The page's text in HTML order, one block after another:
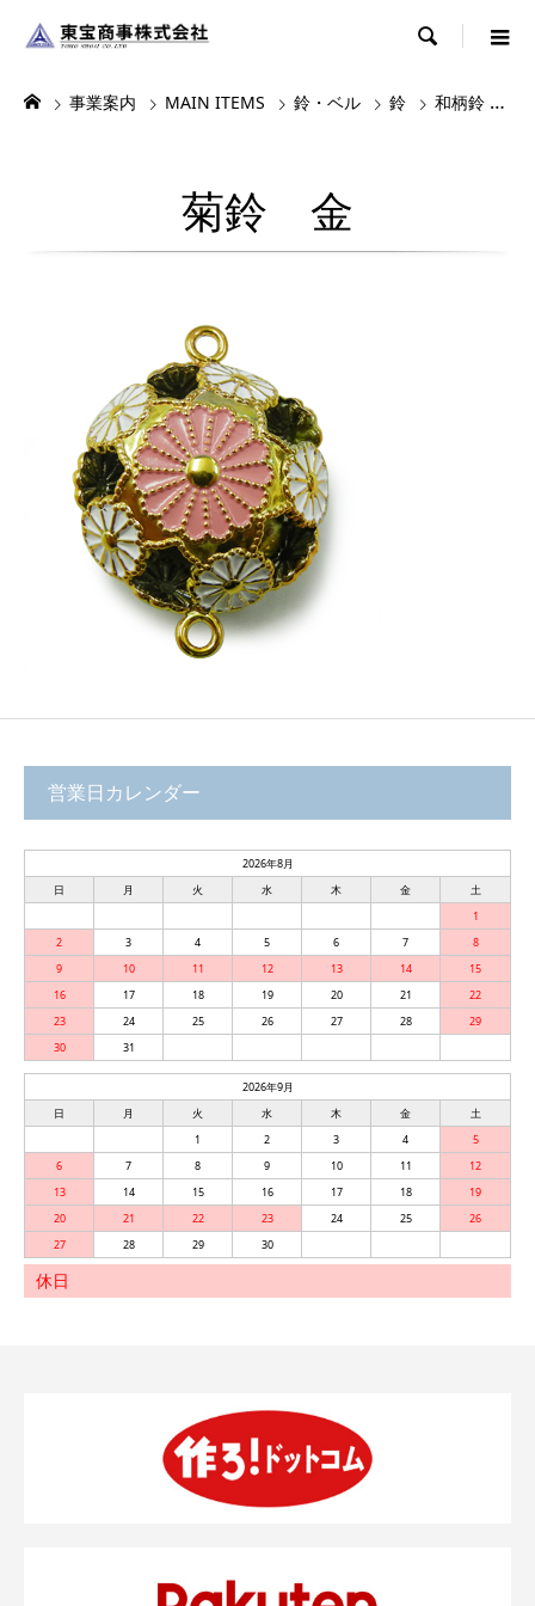

事業案内 MAIN ITEMS 鈴・ベル 鈴 和柄鈴
菊鈴 金
営業日カレンダー
2026年8月
日
月 火 水 木 金
土
1
2
3 4 5 6 7
8
9
10 11 12 13 14
15
16
17 18 19 20 21
22
23
24 25 26 27 28
29
30
31
2026年9月
日
月 火 水 木 金
土
1
2 3 4
5
6
7 8 9 10 11
12
13
14 15 16 17 18
19
20
21 22 23 24 25
26
27
28 29 30
休日